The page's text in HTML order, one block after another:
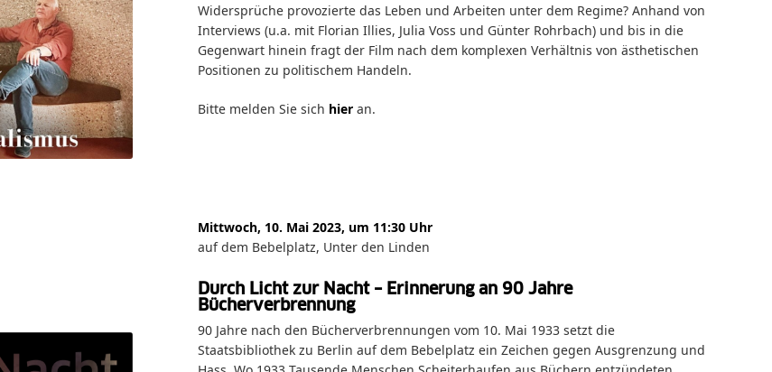
Widersprüche provozierte das Leben und Arbeiten unter dem Regime? Anhand von
Interviews (u.a. mit Florian Illies, Julia Voss und Günter Rohrbach) und bis in die
Gegenwart hinein fragt der Film nach dem komplexen Verhältnis von ästhetischen
Positionen zu politischem Handeln.
Bitte melden Sie sich hier an.
Mittwoch, 10. Mai 2023, um 11:30 Uhr
auf dem Bebelplatz, Unter den Linden
Durch Licht zur Nacht – Erinnerung an 90 Jahre
Bücherverbrennung
90 Jahre nach den Bücherverbrennungen vom 10. Mai 1933 setzt die
Staatsbibliothek zu Berlin auf dem Bebelplatz ein Zeichen gegen Ausgrenzung und